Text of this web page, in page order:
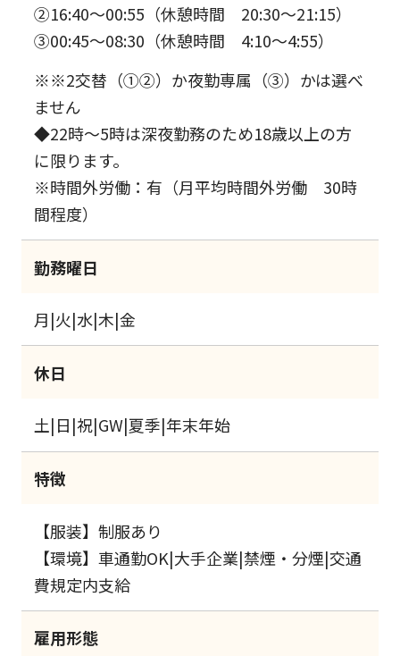
②16:40～00:55（休憩時間 20:30～21:15）
③00:45～08:30（休憩時間 4:10～4:55）
※※2交替（①②）か夜勤専属（③）かは選べ
ません
◆22時～5時は深夜勤務のため18歳以上の方
に限ります。
※時間外労働：有（月平均時間外労働 30時
間程度）
勤務曜日
月|火|水|木|金
休日
土|日|祝|GW|夏季|年末年始
特徴
【服装】制服あり
【環境】車通勤OK|大手企業|禁煙・分煙|交通
費規定内支給
雇用形態